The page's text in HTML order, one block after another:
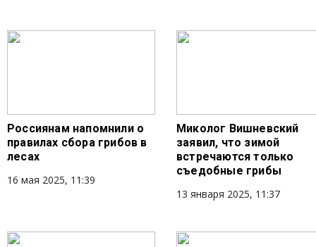
Россиянам напомнили о
правилах сбора грибов в
лесах
16 мая 2025, 11:39
Миколог Вишневский
заявил, что зимой
встречаются только
съедобные грибы
13 января 2025, 11:37